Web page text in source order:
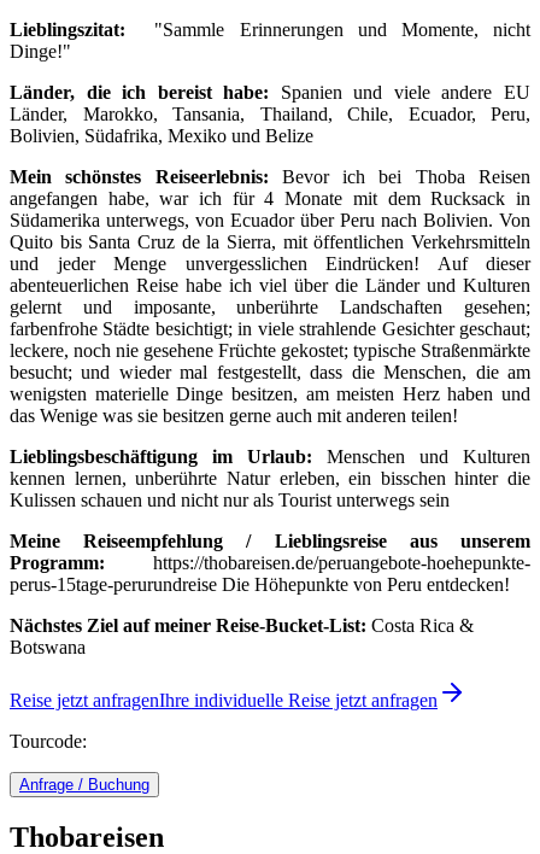
Lieblingszitat:
"Sammle Erinnerungen und Momente, nicht
Dinge!"
Länder, die ich bereist habe: Spanien und viele andere EU
Länder, Marokko, Tansania, Thailand, Chile, Ecuador, Peru,
Bolivien, Südafrika, Mexiko und Belize
Mein schönstes Reiseerlebnis: Bevor ich bei Thoba Reisen
angefangen habe, war ich für 4 Monate mit dem Rucksack in
Südamerika unterwegs, von Ecuador über Peru nach Bolivien. Von
Quito bis Santa Cruz de la Sierra, mit öffentlichen Verkehrsmitteln
und jeder Menge unvergesslichen Eindrücken! Auf dieser
abenteuerlichen Reise habe ich viel über die Länder und Kulturen
gelernt und imposante, unberührte Landschaften gesehen;
farbenfrohe Städte besichtigt; in viele strahlende Gesichter geschaut;
leckere, noch nie gesehene Früchte gekostet; typische Straßenmärkte
besucht; und wieder mal festgestellt, dass die Menschen, die am
wenigsten materielle Dinge besitzen, am meisten Herz haben und
das Wenige was sie besitzen gerne auch mit anderen teilen!
Lieblingsbeschäftigung im Urlaub: Menschen und Kulturen
kennen lernen, unberührte Natur erleben, ein bisschen hinter die
Kulissen schauen und nicht nur als Tourist unterwegs sein
Meine Reiseempfehlung / Lieblingsreise aus unserem
Programm: https://thobareisen.de/peruangebote-hoehepunkte-
perus-15tage-perurundreise Die Höhepunkte von Peru entdecken!
Nächstes Ziel auf meiner Reise-Bucket-List: Costa Rica &
Botswana
Reise jetzt anfragenIhre individuelle Reise jetzt anfragen
Tourcode:
Anfrage / Buchung
Thobareisen